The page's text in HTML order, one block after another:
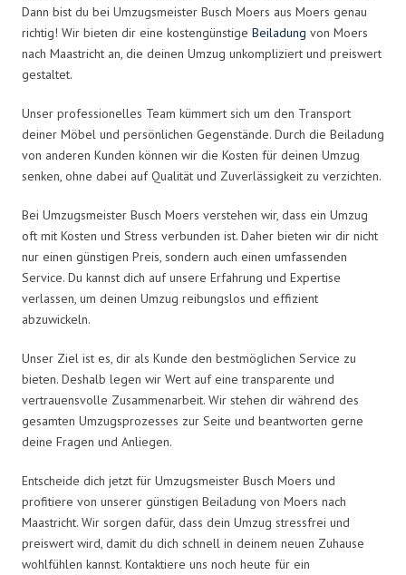
Dann bist du bei Umzugsmeister Busch Moers aus Moers genau
richtig! Wir bieten dir eine kostengünstige Beiladung von Moers
nach Maastricht an, die deinen Umzug unkompliziert und preiswert
gestaltet.
Unser professionelles Team kümmert sich um den Transport
deiner Möbel und persönlichen Gegenstände. Durch die Beiladung
von anderen Kunden können wir die Kosten für deinen Umzug
senken, ohne dabei auf Qualität und Zuverlässigkeit zu verzichten.
Bei Umzugsmeister Busch Moers verstehen wir, dass ein Umzug
oft mit Kosten und Stress verbunden ist. Daher bieten wir dir nicht
nur einen günstigen Preis, sondern auch einen umfassenden
Service. Du kannst dich auf unsere Erfahrung und Expertise
verlassen, um deinen Umzug reibungslos und effizient
abzuwickeln.
Unser Ziel ist es, dir als Kunde den bestmöglichen Service zu
bieten. Deshalb legen wir Wert auf eine transparente und
vertrauensvolle Zusammenarbeit. Wir stehen dir während des
gesamten Umzugsprozesses zur Seite und beantworten gerne
deine Fragen und Anliegen.
Entscheide dich jetzt für Umzugsmeister Busch Moers und
profitiere von unserer günstigen Beiladung von Moers nach
Maastricht. Wir sorgen dafür, dass dein Umzug stressfrei und
preiswert wird, damit du dich schnell in deinem neuen Zuhause
wohlfühlen kannst. Kontaktiere uns noch heute für ein